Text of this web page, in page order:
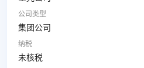
公司类型
集团公司
纳税
未核税